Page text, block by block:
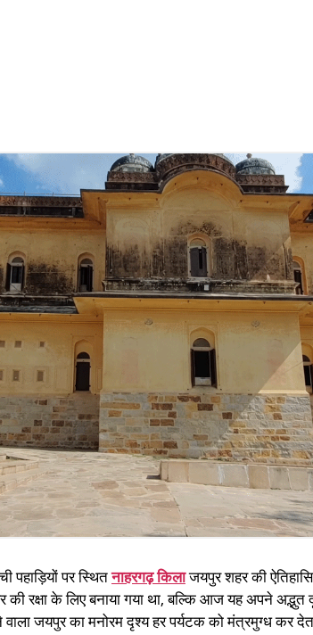
पहाड़ियों पर स्थितनाहरगढ़ किलाजयपुर शहर की
रक्षा के लिए बनाया गया था, बल्कि आज यह अपने
वाला जयपुर का मनोरम दृश्य हर पर्यटक को मंत्रमुग्ध कर